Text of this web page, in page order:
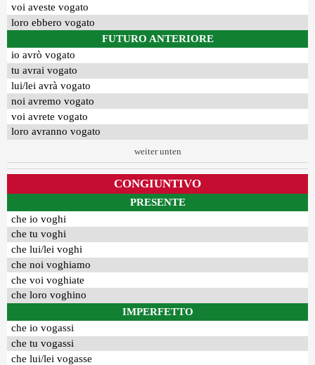
voi aveste vogato
loro ebbero vogato
FUTURO ANTERIORE
io avrò vogato
tu avrai vogato
lui/lei avrà vogato
noi avremo vogato
voi avrete vogato
loro avranno vogato
weiter unten
CONGIUNTIVO
PRESENTE
che io voghi
che tu voghi
che lui/lei voghi
che noi voghiamo
che voi voghiate
che loro voghino
IMPERFETTO
che io vogassi
che tu vogassi
che lui/lei vogasse